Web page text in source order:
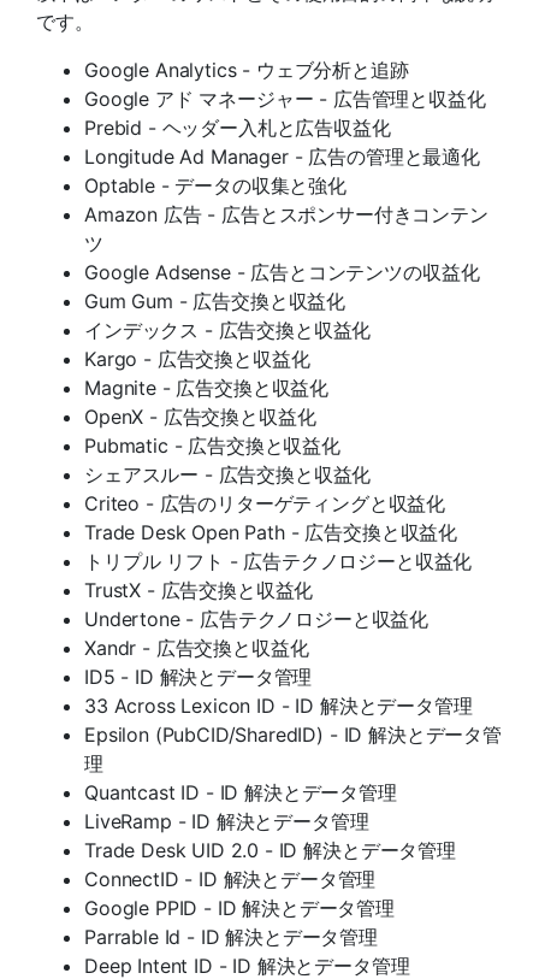
です。
Google Analytics - ウェブ分析と追跡
Google アド マネージャー - 広告管理と収益化
Prebid - ヘッダー入札と広告収益化
Longitude Ad Manager - 広告の管理と最適化
Optable - データの収集と強化
Amazon 広告 - 広告とスポンサー付きコンテン
ツ
Google Adsense - 広告とコンテンツの収益化
Gum Gum - 広告交換と収益化
インデックス - 広告交換と収益化
Kargo - 広告交換と収益化
Magnite - 広告交換と収益化
OpenX - 広告交換と収益化
Pubmatic - 広告交換と収益化
シェアスルー - 広告交換と収益化
Criteo - 広告のリターゲティングと収益化
Trade Desk Open Path - 広告交換と収益化
トリプル リフト - 広告テクノロジーと収益化
TrustX - 広告交換と収益化
Undertone - 広告テクノロジーと収益化
Xandr - 広告交換と収益化
ID5 - ID 解決とデータ管理
33 Across Lexicon ID - ID 解決とデータ管理
Epsilon (PubCID/SharedID) - ID 解決とデータ管
理
Quantcast ID - ID 解決とデータ管理
LiveRamp - ID 解決とデータ管理
Trade Desk UID 2.0 - ID 解決とデータ管理
ConnectID - ID 解決とデータ管理
Google PPID - ID 解決とデータ管理
Parrable Id - ID 解決とデータ管理
Deep Intent ID - ID 解決とデータ管理